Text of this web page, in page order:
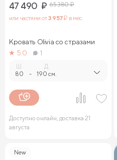
47 490 ₽ 65 380₽
или частями от3 957₽ в мес.
Кровать Olivia со стразами
5.0
1
Ш.
80 -
Д.
190 см.
Доступно онлайн, доставка 21
августа
New